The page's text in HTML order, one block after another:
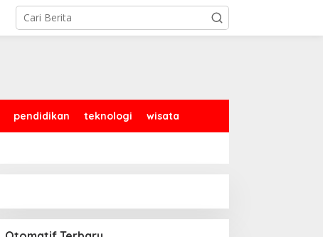
pendidikan teknologi wisata